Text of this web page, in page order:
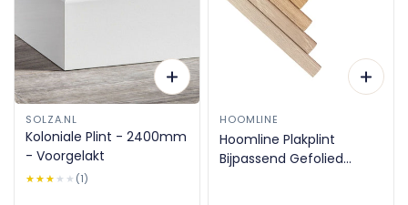
SOLZA.NL
Koloniale Plint - 2400mm
- Voorgelakt
★★★★★
★★★★★ (1)
HOOMLINE
Hoomline Plakplint
Bijpassend Gefolied